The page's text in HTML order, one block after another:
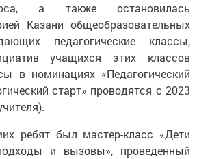
а также остановилась
Казани общеобразовательных
педагогические классы,
учащихся этих классов
в номинациях «Педагогический
старт» проводятся с 2023
ребят был мастер-класс «Дети
и вызовы», проведенный